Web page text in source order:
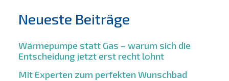
Neueste Beiträge
Wärmepumpe statt Gas – warum sich die
Entscheidung jetzt erst recht lohnt
Mit Experten zum perfekten Wunschbad